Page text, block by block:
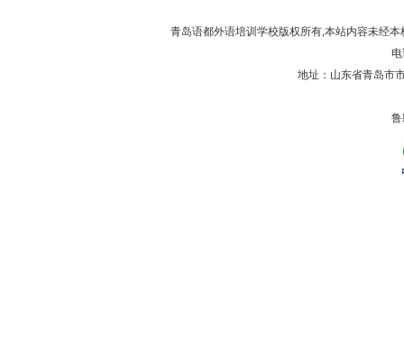
青岛语都外语培训学校版权所有,本站内容未经
地址：山东省青岛市
鲁